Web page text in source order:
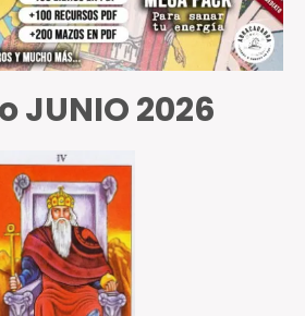
JUNIO 2026